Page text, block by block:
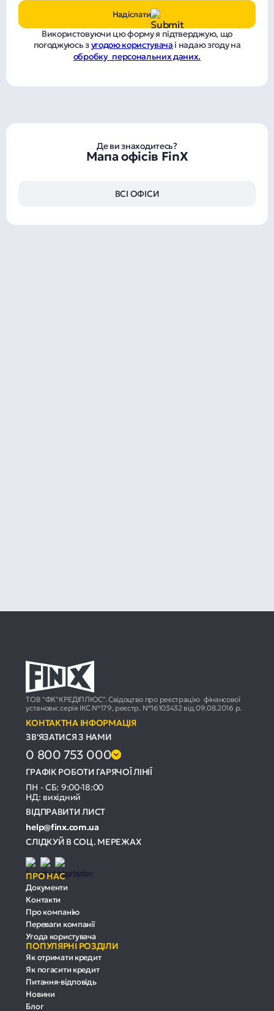
Надіслати
Використовуючи цю форму я підтверджую, що
погоджуюсь зугодою користувача і надаю згоду на
обробку персональних даних.
Де ви знаходитесь?
Мапа офісів FinX
ВСІ ОФІСИ
ТОВ "ФК"КРЕДІПЛЮС". Свідоцтво про реєстрацію фінансової
установи: серія ІКС №179, реєстр. №16103432 від 09.08.2016 р.
КОНТАКТНА ІНФОРМАЦІЯ
ЗВ'ЯЗАТИСЯ З НАМИ
0 800 753 000
ГРАФІК РОБОТИ ГАРЯЧОЇ ЛІНІЇ
ПН - СБ: 9:00-18:00
НД: вихідний
ВІДПРАВИТИ ЛИСТ
help@finx.com.ua
СЛІДКУЙ В СОЦ. МЕРЕЖАХ
ПРО НАС
Документи
Контакти
Про компанію
Переваги компанії
Угода користувача
ПОПУЛЯРНІ РОЗДІЛИ
Як отримати кредит
Як погасити кредит
Питання-відповідь
Новини
Блог